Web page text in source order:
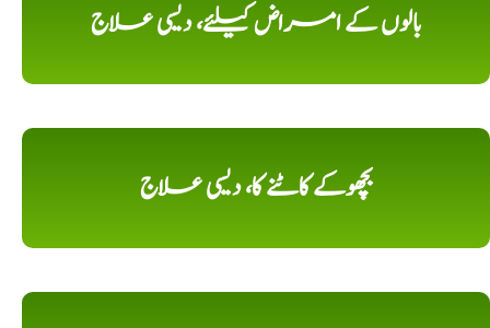
بالوں کے امراض کیلئے، دیسی علاج
بچھوکے کاٹنے کا، دیسی علاج